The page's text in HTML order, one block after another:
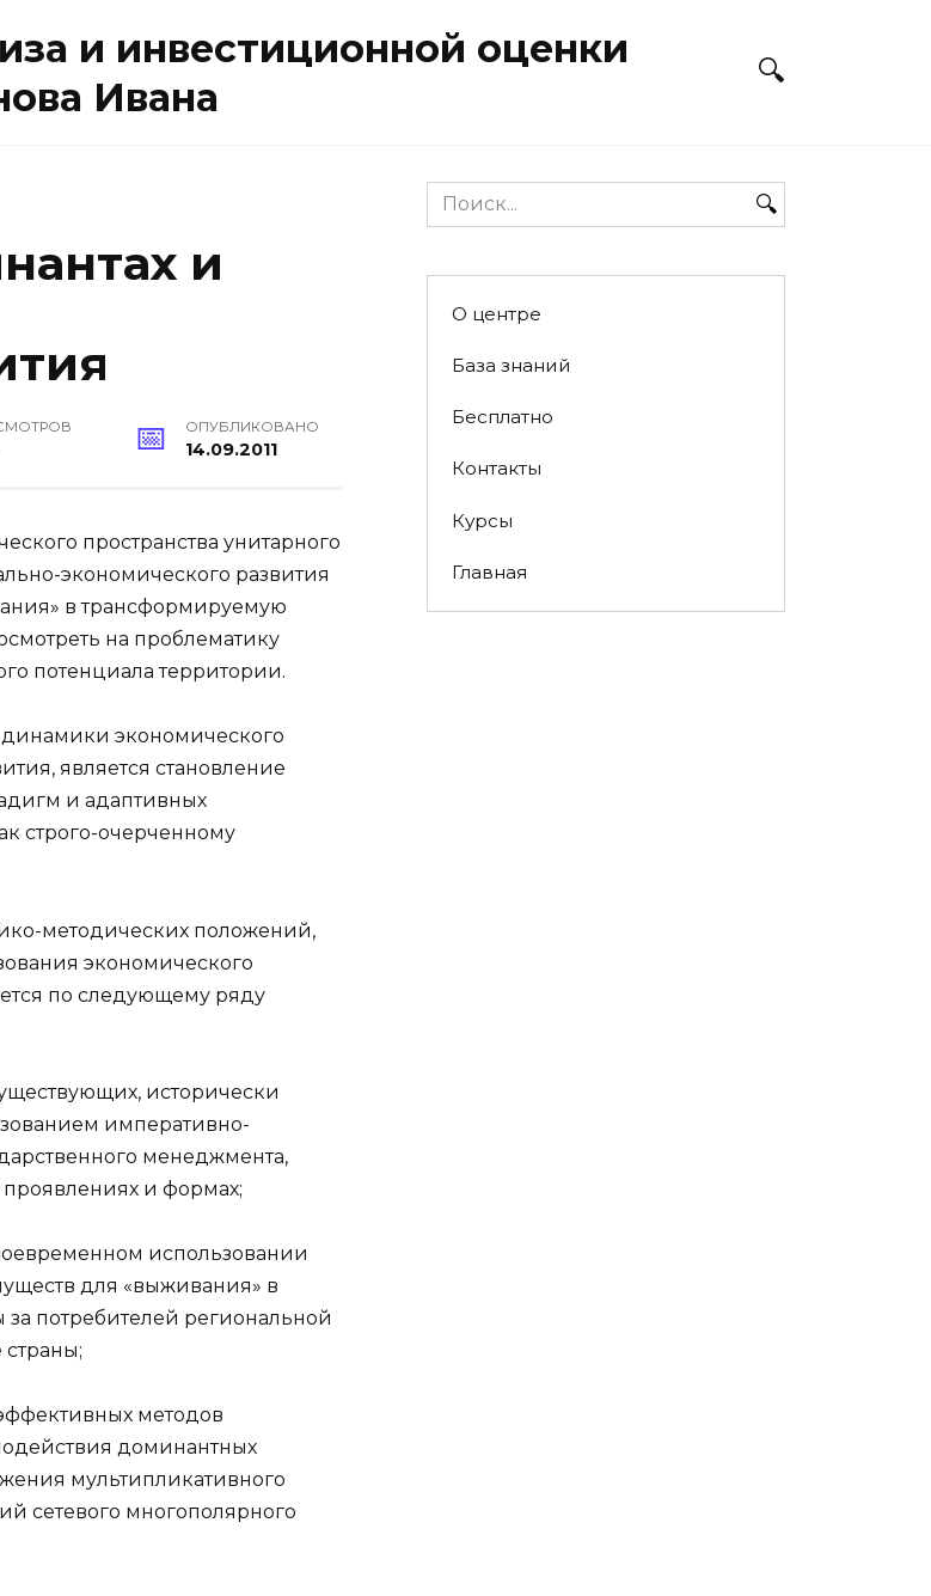
и инвестиционной оценки
Ивана
и
ОПУБЛИКОВАНО
14.09.2011
пространства унитарного
экономического развития
в трансформируемую
на проблематику
потенциала территории.
экономического
является становление
и адаптивных
строго-очерченному
методических положений,
экономического
по следующему ряду
исторически
императивно-
менеджмента,
и формах;
использовании
для «выживания» в
потребителей региональной
методов
доминантных
мультипликативного
сетевого многополярного
Search
for:
О центре
База знаний
Бесплатно
Контакты
Курсы
Главная